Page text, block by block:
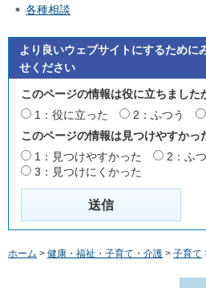
各種相談
より良いウェブサイトにするために
せください
このページの情報は役に立ちました
1：役に立った
2：ふつう
このページの情報は見つけやすかっ
1：見つけやすかった
2：ふ
3：見つけにくかった
ホーム > 健康・福祉・子育て・介護 > 子育て